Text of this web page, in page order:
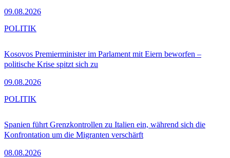
09.08.2026
Kosovos Premierminister im Parlament mit Eiern beworfen –
politische Krise spitzt sich zu
09.08.2026
POLITIK
Spanien führt Grenzkontrollen zu Italien ein, während sich die
Konfrontation um die Migranten verschärft
08.08.2026
POLITIK